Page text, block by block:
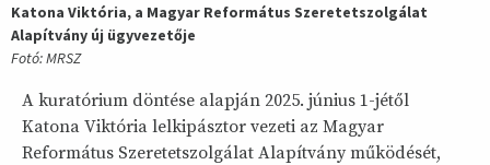
Katona Viktória, a Magyar Református Szeretetszolgálat
Alapítvány új ügyvezetője
Fotó: MRSZ
A kuratórium döntése alapján 2025. június 1-jétől
Katona Viktória lelkipásztor vezeti az Magyar
Református Szeretetszolgálat Alapítvány működését,